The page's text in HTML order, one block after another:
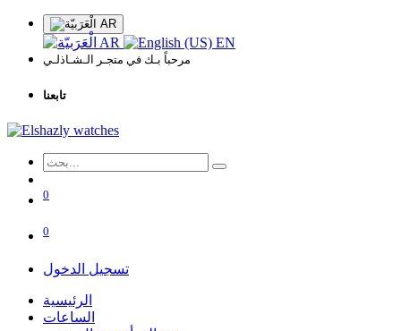
AR
AR EN
مرحباً بـك في متجـر الـشـاذلـي
تابعنا
0
0
تسجيل الدخول
الرئيسية
الساعات